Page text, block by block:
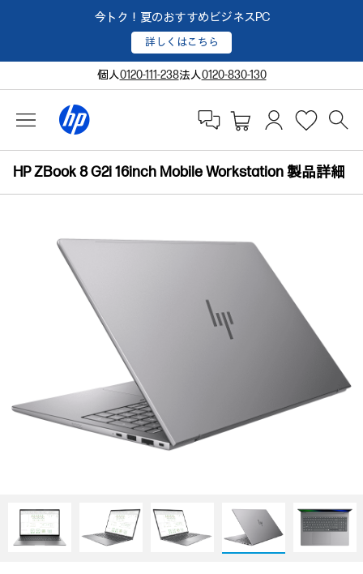
今トク！夏のおすすめビジネスPC
詳しくはこちら
個人0120-111-238法人0120-830-130
HP ZBook 8 G2i 16inch Mobile Workstation 製品詳細